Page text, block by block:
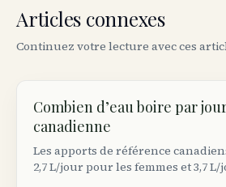
Articles connexes
Continuez votre lecture avec ces
Combien d’eau boire par
canadienne
Les apports de référence
2,7 L/jour pour les femmes et 3,7